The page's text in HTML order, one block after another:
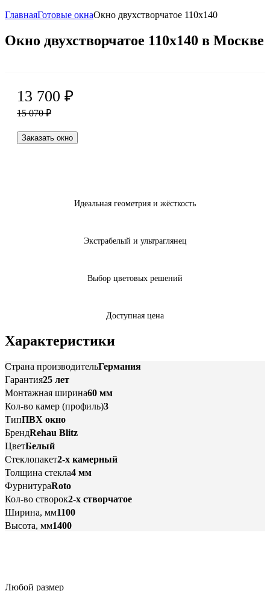
ГлавнаяГотовые окнаОкно двухстворчатое 110x140
Окно двухстворчатое 110x140 в Москве
13 700 ₽
15 070₽
Заказать окно
Идеальная геометрия и жёсткость
Экстрабелый и ультраглянец
Выбор цветовых решений
Доступная цена
Характеристики
Страна производительГермания
Гарантия25 лет
Монтажная ширина60 мм
Кол-во камер (профиль)3
ТипПВХ окно
БрендRehau Blitz
ЦветБелый
Стеклопакет2-х камерный
Толщина стекла4 мм
ФурнитураRoto
Кол-во створок2-х створчатое
Ширина, мм1100
Высота, мм1400
Любой размер